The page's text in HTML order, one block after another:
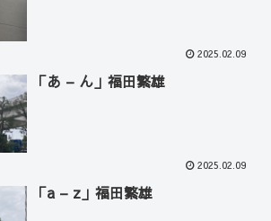
2025.02.09
「あ – ん」福田繁雄
2025.02.09
「a – z」福田繁雄